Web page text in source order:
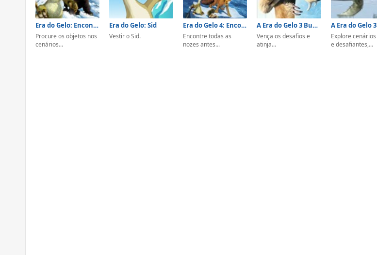
Era do Gelo: Encontre os Objetos
Procure os objetos nos
cenários...
Era do Gelo: Sid
Vestir o Sid.
Era do Gelo 4: Encontre as Nozes
Encontre todas as
nozes antes...
A Era do Gelo 3 Bubble Trouble
Vença os desafios e
atinja...
Explore
e desafiantes,...